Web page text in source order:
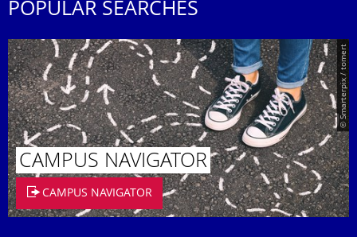
POPULAR SEARCHES
© Smarterpix / tomert
CAMPUS NAVIGATOR
CAMPUS NAVIGATOR